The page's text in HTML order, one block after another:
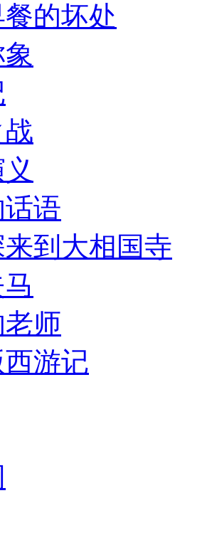
的坏处
语
到大相国寺
师
游记